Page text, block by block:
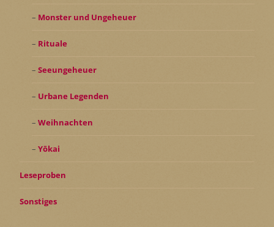
Monster und Ungeheuer
Rituale
Seeungeheuer
Urbane Legenden
Weihnachten
Yōkai
Leseproben
Sonstiges